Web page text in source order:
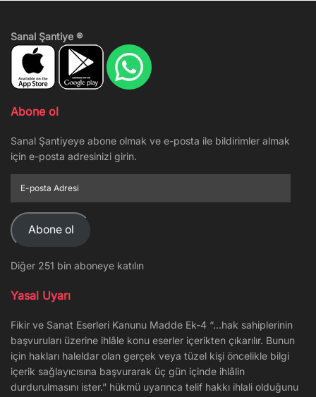
Sanal Şantiye ®
Abone ol
Sanal Şantiyeye abone olmak ve e-posta ile bildirimler almak
için e-posta adresinizi girin.
posta
Adresi
Abone ol
Diğer 251 bin aboneye katılın
Yasal Uyarı
Fikir ve Sanat Eserleri Kanunu Madde Ek-4 “…hak sahiplerinin
başvuruları üzerine ihlâle konu eserler içerikten çıkarılır. Bunun
için hakları haleldar olan gerçek veya tüzel kişi öncelikle bilgi
içerik sağlayıcısına başvurarak üç gün içinde ihlâlin
durdurulmasını ister.” hükmü uyarınca telif hakkı ihlali olduğunu